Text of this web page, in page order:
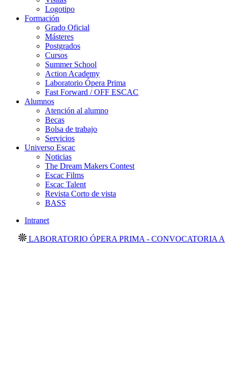
Logotipo
Formación
Grado Oficial
Másteres
Postgrados
Cursos
Summer School
Action Academy
Laboratorio Ópera Prima
Fast Forward / OFF ESCAC
Alumnos
Atención al alumno
Becas
Bolsa de trabajo
Servicios
Universo Escac
Noticias
The Dream Makers Contest
Escac Films
Escac Talent
Revista Corto de vista
BASS
Intranet
LABORATORIO ÓPERA PRIMA - CONVOCATORIA